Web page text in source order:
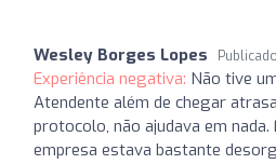
Wesley Borges Lopes
Experiência negativa: Não tive
Atendente além de chegar
protocolo, não ajudava em nada.
empresa estava bastante